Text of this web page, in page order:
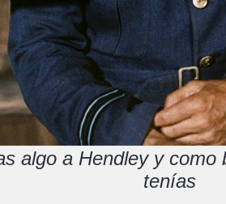
algo a Hendley y como
tenías